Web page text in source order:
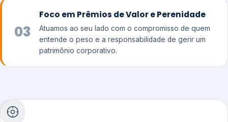
03
Foco em Prêmios de Valor e Perenidade
Atuamos ao seu lado com o compromisso de quem
entende o peso e a responsabilidade de gerir um
patrimônio corporativo.